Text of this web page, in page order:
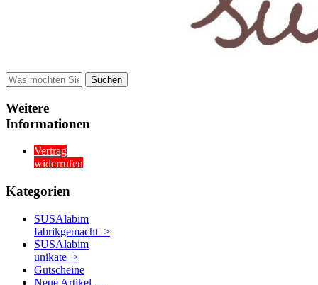
Weitere
Informationen
Vertrag
widerrufen
Kategorien
SUSAlabim
fabrikgemacht >
SUSAlabim
unikate >
Gutscheine
Neue Artikel ...